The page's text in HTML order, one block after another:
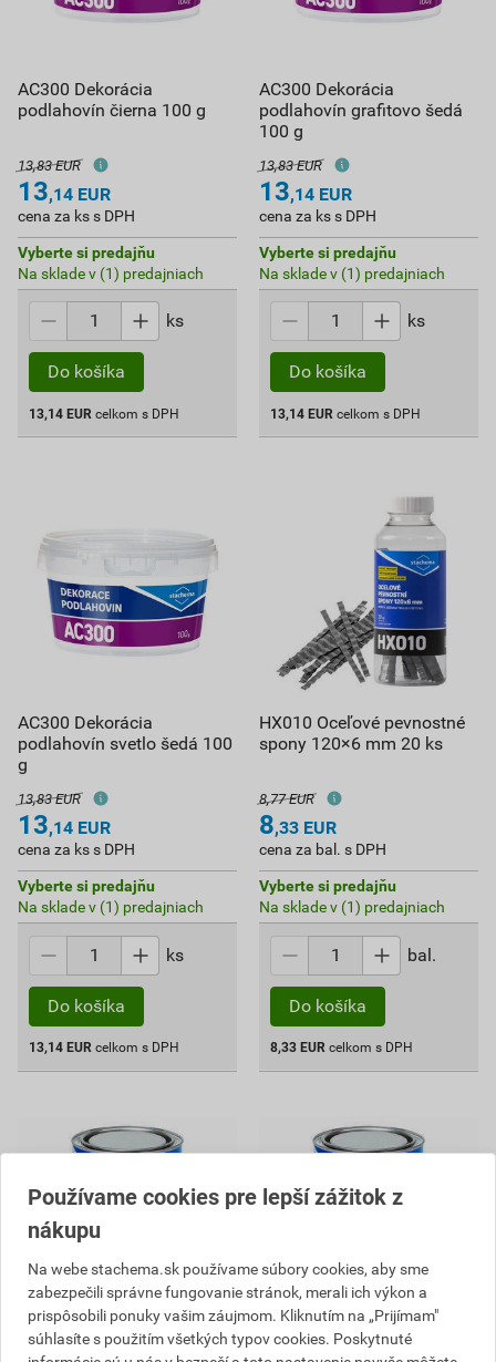
AC300 Dekorácia
podlahovín čierna 100 g
13,83 EUR
13,14 EUR
cena za ks s DPH
Vyberte si predajňu
Na sklade v (1) predajniach
ks
Do košíka
13,14 EUR celkom s DPH
AC300 Dekorácia
podlahovín grafitovo šedá
100 g
13,83 EUR
13,14 EUR
cena za ks s DPH
Vyberte si predajňu
Na sklade v (1) predajniach
ks
Do košíka
13,14 EUR celkom s DPH
AC300 Dekorácia
podlahovín svetlo šedá 100
g
13,83 EUR
13,14 EUR
cena za ks s DPH
Vyberte si predajňu
Na sklade v (1) predajniach
ks
Do košíka
13,14 EUR celkom s DPH
HX010 Oceľové pevnostné
spony 120×6 mm 20 ks
8,77 EUR
8,33 EUR
cena za bal. s DPH
Vyberte si predajňu
Na sklade v (1) predajniach
bal.
Do košíka
8,33 EUR celkom s DPH
PN100 Farba na podlahy PN100 Farba na podlahy
Používame cookies pre lepší zážitok z
nákupu
Na webe stachema.sk používame súbory cookies, aby sme
zabezpečili správne fungovanie stránok, merali ich výkon a
prispôsobili ponuky vašim záujmom. Kliknutím na „Prijímam"
súhlasíte s použitím všetkých typov cookies. Poskytnuté